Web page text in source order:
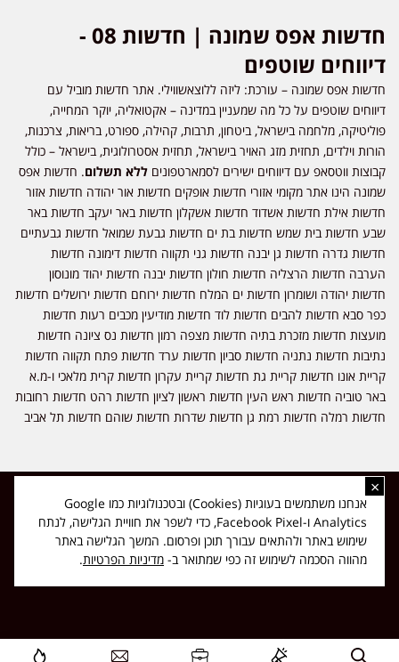
חדשות אפס שמונה | חדשות 08 -
דיווחים שוטפים
חדשות אפס שמונה – עורכת: ליזה ללוצאשווילי. אתר חדשות מוביל עם
דיווחים שוטפים על כל מה שמעניין במדינה – אקטואליה, יוקר המחייה,
פוליטיקה, מלחמה בישראל, ביטחון, תרבות, קהילה, ספורט, בריאות, צרכנות,
הורות וילדים, תחזית מזג האויר בישראל, תחזית אסטרולוגית, בישראל – כולל
קבוצות ווטסאפ עם דיווחים ישירים לסמארטפונים ללא תשלום. חדשות אפס
שמונה הינו אתר מקומי אזורי חדשות אופקים חדשות אור יהודה חדשות אזור
חדשות אילת חדשות אשדוד חדשות אשקלון חדשות באר יעקב חדשות באר
שבע חדשות בית שמש חדשות בת ים חדשות גבעת שמואל חדשות גבעתיים
חדשות גדרה חדשות גן יבנה חדשות גני תקווה חדשות דימונה חדשות
הערבה חדשות הרצליה חדשות חולון חדשות יבנה חדשות יהוד מונוסון
חדשות יהודה ושומרון חדשות ים המלח חדשות ירוחם חדשות ירושלים חדשות
כפר סבא חדשות להבים חדשות לוד חדשות מודיעין מכבים רעות חדשות
מועצות חדשות מזכרת בתיה חדשות מצפה רמון חדשות נס ציונה חדשות
נתיבות חדשות נתניה חדשות סביון חדשות ערד חדשות פתח תקווה חדשות
קריית אונו חדשות קריית גת חדשות קריית עקרון חדשות קרית מלאכי ו-מ.א
באר טוביה חדשות ראש העין חדשות ראשון לציון חדשות רהט חדשות רחובות
חדשות רמלה חדשות רמת גן חדשות שדרות חדשות שוהם חדשות תל אביב
כל הזכויות שמורות ל-ליזה ללוצאשווילי - חדשות אפס שמונה - דיווחים בזמן
אמת, נוסד בשנת 2019 | טל' לפרסומים 054-9759222 מייל מערכת
news08.net@gmail.com
Made with ❤ byDIGITA
×
אנחנו משתמשים בעוגיות (Cookies) ובטכנולוגיות כמו Google
Analytics ו-Facebook Pixel, כדי לשפר את חוויית הגלישה, לנתח
שימוש באתר ולהתאים עבורך תוכן ופרסום. המשך הגלישה באתר
מהווה הסכמה לשימוש זה כפי שמתואר ב- מדיניות הפרטיות.